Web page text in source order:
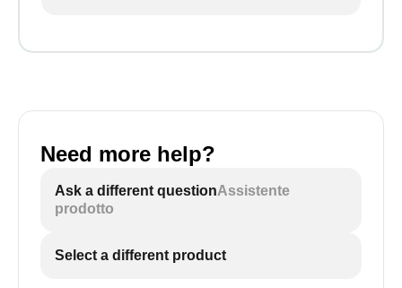
Need more help?
Ask a different questionAssistente
prodotto
Select a different product